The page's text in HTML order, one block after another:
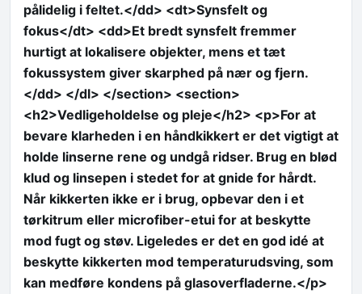
pålidelig i feltet.</dd> <dt>Synsfelt og
fokus</dt> <dd>Et bredt synsfelt fremmer
hurtigt at lokalisere objekter, mens et tæt
fokussystem giver skarphed på nær og fjern.
</dd> </dl> </section> <section>
<h2>Vedligeholdelse og pleje</h2> <p>For at
bevare klarheden i en håndkikkert er det vigtigt at
holde linserne rene og undgå ridser. Brug en blød
klud og linsepen i stedet for at gnide for hårdt.
Når kikkerten ikke er i brug, opbevar den i et
tørkitrum eller microfiber-etui for at beskytte
mod fugt og støv. Ligeledes er det en god idé at
beskytte kikkerten mod temperaturudsving, som
kan medføre kondens på glasoverfladerne.</p>